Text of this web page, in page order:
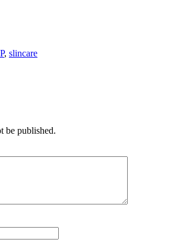
, slincare
be published.